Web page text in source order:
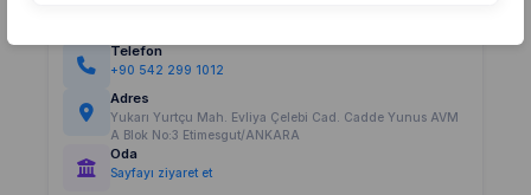
Telefon
+90 542 299 1012
Adres
Yukarı Yurtçu Mah. Evliya Çelebi Cad. Cadde Yunus AVM
A Blok No:3 Etimesgut/ANKARA
Oda
Sayfayı ziyaret et